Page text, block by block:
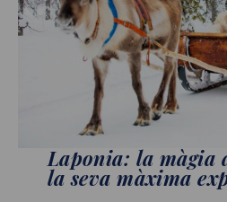
Laponia: la màgia
la seva màxima